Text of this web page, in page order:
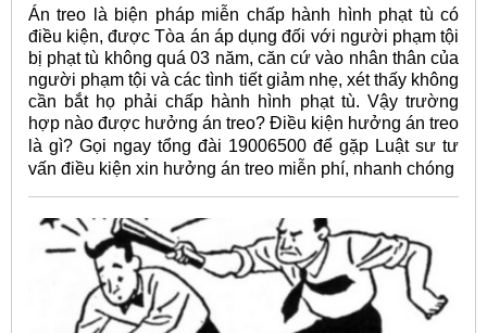
Án treo là biện pháp miễn chấp hành hình phạt tù có
điều kiện, được Tòa án áp dụng đối với người phạm tội
bị phạt tù không quá 03 năm, căn cứ vào nhân thân của
người phạm tội và các tình tiết giảm nhẹ, xét thấy không
cần bắt họ phải chấp hành hình phạt tù. Vậy trường
hợp nào được hưởng án treo? Điều kiện hưởng án treo
là gì? Gọi ngay tổng đài 19006500 để gặp Luật sưtư
vấn điều kiện xin hưởng án treo miễn phí, nhanh chóng